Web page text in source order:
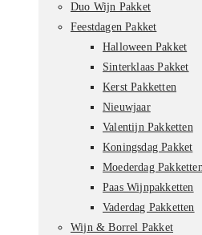
Duo Wijn Pakket
Feestdagen Pakket
Halloween Pakket
Sinterklaas Pakket
Kerst Pakketten
Nieuwjaar
Valentijn Pakketten
Koningsdag Pakket
Moederdag
Paas Wijnpakketten
Vaderdag Pakketten
Wijn & Borrel Pakket